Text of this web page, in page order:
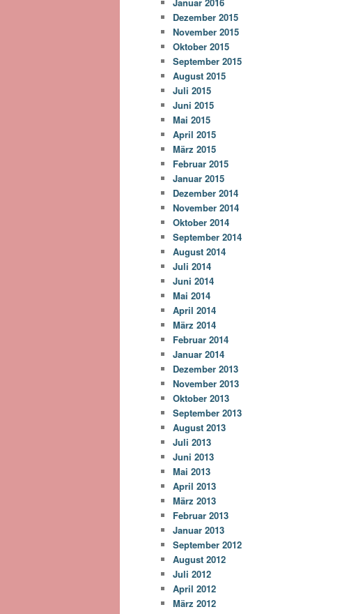
Dezember 2015
November 2015
Oktober 2015
September 2015
August 2015
Juli 2015
Juni 2015
Mai 2015
April 2015
März 2015
Februar 2015
Januar 2015
Dezember 2014
November 2014
Oktober 2014
September 2014
August 2014
Juli 2014
Juni 2014
Mai 2014
April 2014
März 2014
Februar 2014
Januar 2014
Dezember 2013
November 2013
Oktober 2013
September 2013
August 2013
Juli 2013
Juni 2013
Mai 2013
April 2013
März 2013
Februar 2013
Januar 2013
September 2012
August 2012
Juli 2012
April 2012
März 2012